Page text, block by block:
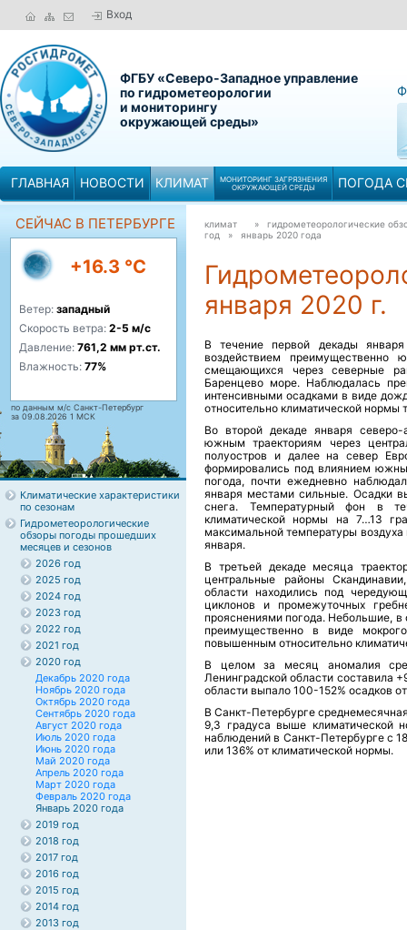
Вход
ФГБУ «Северо-Западное управление
по гидрометеорологии
и мониторингу
окружающей среды»
ГЛАВНАЯ НОВОСТИ КЛИМАТ
МОНИТОРИНГ ЗАГРЯЗНЕНИЯ
ОКРУЖАЮЩЕЙ СРЕДЫ
ПОГОДА
СЕЙЧАС В ПЕТЕРБУРГЕ
+16.3 °C
Ветер: западный
Скорость ветра: 2-5 м/с
Давление: 761,2 мм рт.ст.
Влажность: 77%
по данным м/с Санкт-Петербург
за 09.08.2026 1 МСК
Климатические характеристики
по сезонам
Гидрометеорологические
обзоры погоды прошедших
месяцев и сезонов
2026 год
2025 год
2024 год
2023 год
2022 год
2021 год
2020 год
Декабрь 2020 года
Ноябрь 2020 года
Октябрь 2020 года
Сентябрь 2020 года
Август 2020 года
Июль 2020 года
Июнь 2020 года
Май 2020 года
Апрель 2020 года
Март 2020 года
Февраль 2020 года
Январь 2020 года
2019 год
2018 год
2017 год
2016 год
2015 год
2014 год
2013 год
климат
» гидрометеорологические
год » январь 2020 года
января 2020 г.
В течение первой декады
воздействием преимущественно
смещающихся через северные
Баренцево море. Наблюдалась
интенсивными осадками в виде
относительно климатической
Во второй декаде января
южным траекториям через
полуостров и далее на север
формировались под влиянием
погода, почти ежедневно
января местами сильные. Осадки
снега. Температурный фон в
климатической нормы на 7…13
максимальной температуры
января.
В третьей декаде месяца
центральные районы
области находились под
циклонов и промежуточных
прояснениями погода. Небольшие,
преимущественно в виде
повышенным относительно
В целом за месяц аномалия
Ленинградской области составила
области выпало 100-152% осадков
В Санкт-Петербурге
9,3 градуса выше климатической
наблюдений в Санкт-Петербурге с
или 136% от климатической нормы.